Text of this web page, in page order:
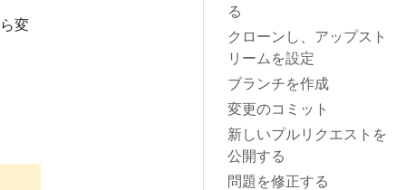
る
クローンし、アップスト
リームを設定
ブランチを作成
変更のコミット
新しいプルリクエストを
公開する
問題を修正する
変